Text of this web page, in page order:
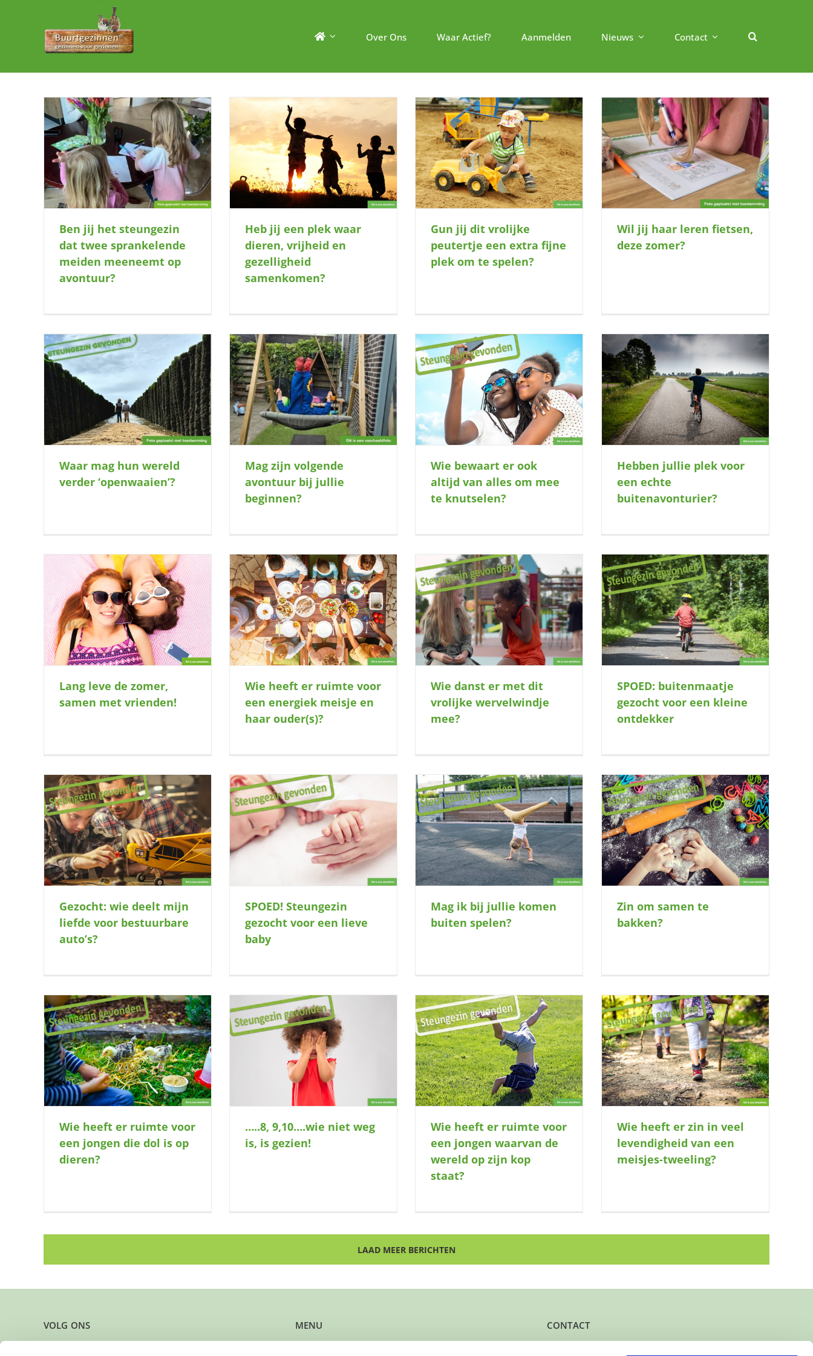
Over Ons Waar Actief? Aanmelden Nieuws Contact
Ben jij het steungezin
dat twee sprankelende
meiden meeneemt op
avontuur?
Heb jij een plek waar dieren, vrijheid
en gezelligheid samenkomen?
Heb jij een plek waar
dieren, vrijheid en
gezelligheid
samenkomen?
Gun jij dit vrolijke peutertje een extra
fijne plek om te spelen?
Gun jij dit vrolijke
peutertje een extra fijne
plek om te spelen?
Wil jij haar leren fietsen, deze zomer?
Wil jij haar leren fietsen,
deze zomer?
Waar mag hun wereld
verder ‘openwaaien’?
Mag zijn volgende avontuur bij jullie
beginnen?
Mag zijn volgende
avontuur bij jullie
beginnen?
Wie bewaart er ook altijd van alles om
mee te knutselen?
Wie bewaart er ook
altijd van alles om mee
te knutselen?
Hebben jullie plek voor een echte
buitenavonturier?
Hebben jullie plek voor
een echte
buitenavonturier?
Lang leve de zomer,
samen met vrienden!
Wie heeft er ruimte voor een energiek
meisje en haar ouder(s)?
Wie heeft er ruimte voor
een energiek meisje en
haar ouder(s)?
Wie danst er met dit vrolijke
wervelwindje mee?
Wie danst er met dit
vrolijke wervelwindje
mee?
SPOED: buitenmaatje gezocht voor
een kleine ontdekker
SPOED: buitenmaatje
gezocht voor een kleine
ontdekker
Gezocht: wie deelt mijn
liefde voor bestuurbare
auto’s?
SPOED! Steungezin gezocht voor een
lieve baby
SPOED! Steungezin
gezocht voor een lieve
baby
Mag ik bij jullie komen buiten spelen?
Mag ik bij jullie komen
buiten spelen?
Zin om samen te bakken?
Zin om samen te
bakken?
Wie heeft er ruimte voor
een jongen die dol is op
dieren?
…..8, 9,10….wie niet weg is, is gezien!
…..8, 9,10….wie niet weg
is, is gezien!
Wie heeft er ruimte voor een jongen
waarvan de wereld op zijn kop staat?
Wie heeft er ruimte voor
een jongen waarvan de
wereld op zijn kop
staat?
Wie heeft er zin in veel levendigheid
van een meisjes-tweeling?
Wie heeft er zin in veel
levendigheid van een
meisjes-tweeling?
LAAD MEER BERICHTEN
VOLG ONS MENU
Kun je steun gebruiken?
CONTACT
Het kantoor- en postadres van Buurtgezinnen is: